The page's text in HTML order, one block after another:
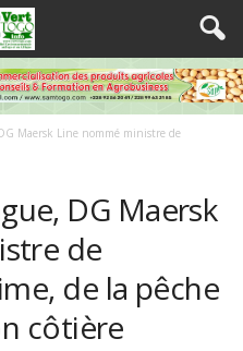
Maersk Line nommé ministre de
DG Maersk
de
de la pêche
côtière